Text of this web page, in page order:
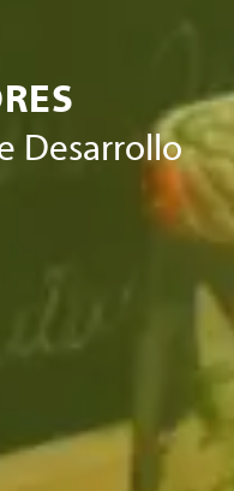
Desarrollo